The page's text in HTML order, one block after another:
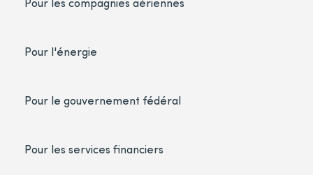
Pour l'énergie
Pour le gouvernement fédéral
Pour les services financiers